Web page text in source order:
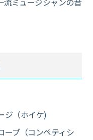
ジ（ホイケ)
ーブ（コンペティシ